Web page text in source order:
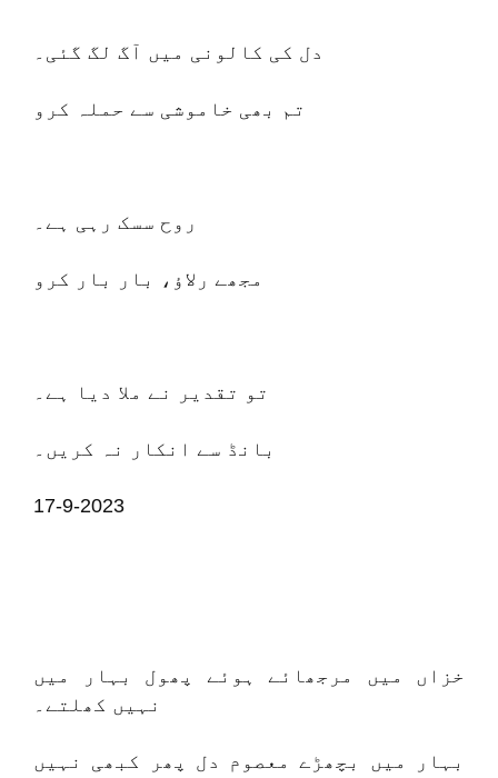
دل کی کالونی میں آگ لگ گئی۔
تم بھی خاموشی سے حملہ کرو
روح سسک رہی ہے۔
مجھے رلاؤ، بار بار کرو
تو تقدیر نے ملا دیا ہے۔
بانڈ سے انکار نہ کریں۔
17-9-2023
خزاں میں مرجھائے ہوئے پھول بہار میں
نہیں کھلتے۔
بہار میں بچھڑے معصوم دل پھر کبھی نہیں